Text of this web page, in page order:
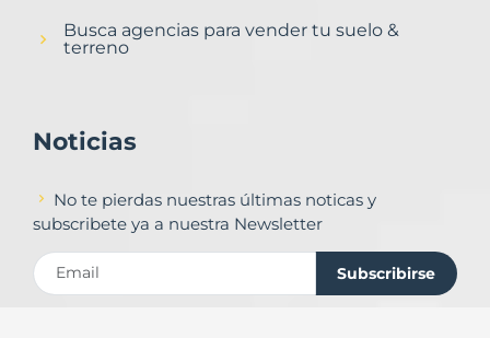
Busca agencias para vender tu suelo &
terreno
Noticias
No te pierdas nuestras últimas noticas y
subscribete ya a nuestra Newsletter
Subscribirse